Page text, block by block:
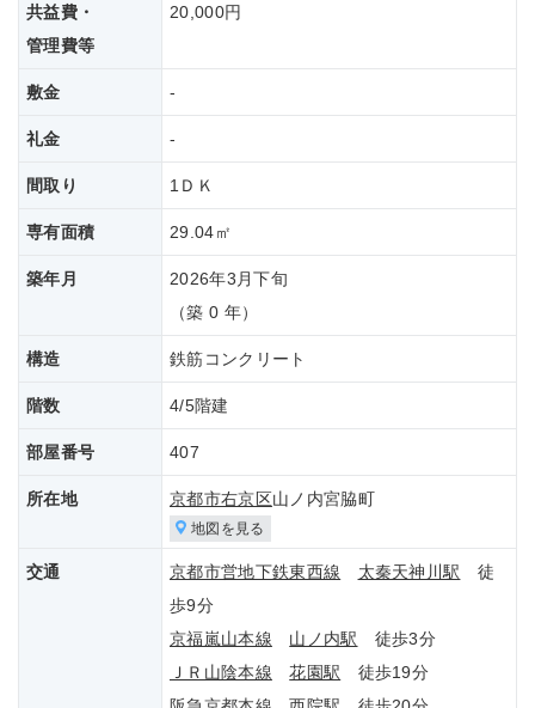
共益費・
管理費等
20,000円
敷金 -
礼金 -
間取り 1ＤＫ
専有面積 29.04㎡
築年月
2026年3月下旬
（築 0 年）
構造 鉄筋コンクリート
階数 4/5階建
部屋番号 407
所在地 京都市右京区山ノ内宮脇町
地図を見る
交通 京都市営地下鉄東西線 太秦天神川駅 徒
歩9分
京福嵐山本線
山ノ内駅 徒歩3分
ＪＲ山陰本線
花園駅 徒歩19分